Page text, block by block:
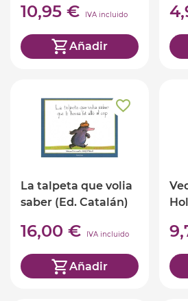
10,95 € IVA incluido
Añadir
La talpeta que volia
saber (Ed. Catalán)
16,00 € IVA incluido
Añadir